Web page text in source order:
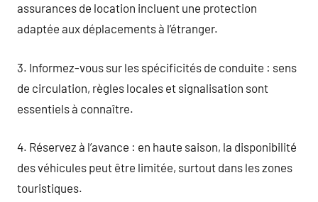
assurances de location incluent une protection
adaptée aux déplacements à l’étranger.
3. Informez-vous sur les spécificités de conduite : sens
de circulation, règles locales et signalisation sont
essentiels à connaître.
4. Réservez à l’avance : en haute saison, la disponibilité
des véhicules peut être limitée, surtout dans les zones
touristiques.